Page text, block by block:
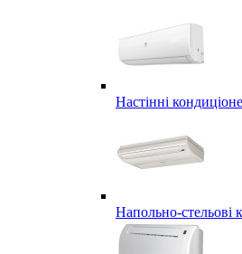
Настінні
Напольно-стельові